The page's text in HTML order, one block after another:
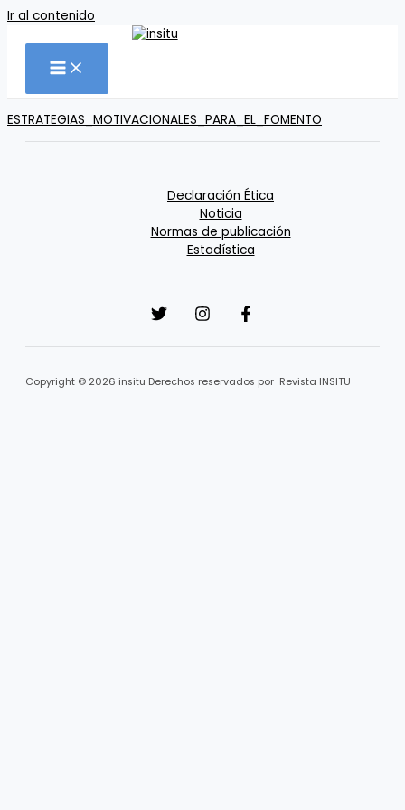
Ir al contenido
ESTRATEGIAS_MOTIVACIONALES_PARA_EL_FOMENTO
Declaración Ética
Noticia
Normas de publicación
Estadística
Copyright © 2026 insitu Derechos reservados por Revista INSITU